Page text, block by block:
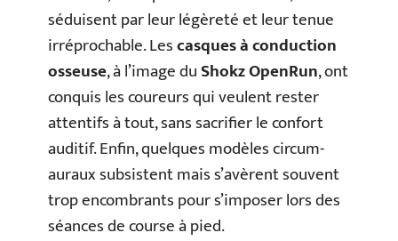
séduisent par leur légèreté et leur tenue
irréprochable. Lescasques à conduction
osseuse, à l’image duShokz OpenRun, ont
conquis les coureurs qui veulent rester
attentifs à tout, sans sacrifier le confort
auditif. Enfin, quelques modèles circum-
auraux subsistent mais s’avèrent souvent
trop encombrants pour s’imposer lors des
séances de course à pied.